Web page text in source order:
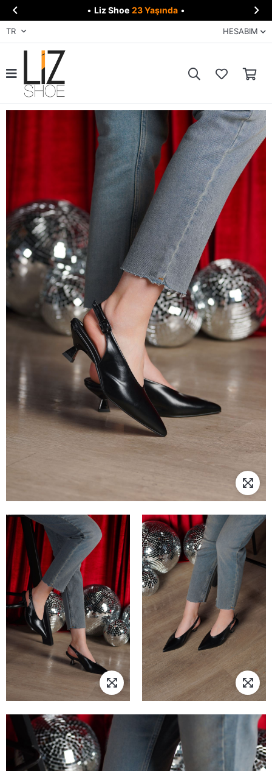
 • Liz Shoe 23 Yaşında • 
TR HESABIM